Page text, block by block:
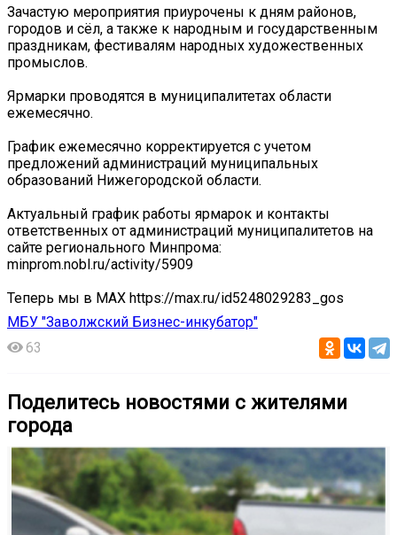
Зачастую мероприятия приурочены к дням районов,
городов и сёл, а также к народным и государственным
праздникам, фестивалям народных художественных
промыслов.
Ярмарки проводятся в муниципалитетах области
ежемесячно.
График ежемесячно корректируется с учетом
предложений администраций муниципальных
образований Нижегородской области.
Актуальный график работы ярмарок и контакты
ответственных от администраций муниципалитетов на
сайте регионального Минпрома:
minprom.nobl.ru/activity/5909
Теперь мы в МАХ https://max.ru/id5248029283_gos
МБУ "Заволжский Бизнес-инкубатор"
63
Поделитесь новостями с жителями
города